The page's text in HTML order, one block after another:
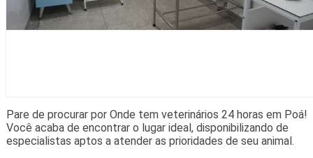
Pare de procurar por Onde tem veterinários 24 horas em Poá!
Você acaba de encontrar o lugar ideal, disponibilizando de
especialistas aptos a atender as prioridades de seu animal.